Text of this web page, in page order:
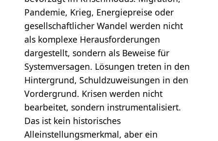
Pandemie, Krieg, Energiepreise oder
gesellschaftlicher Wandel werden nicht
als komplexe Herausforderungen
dargestellt, sondern als Beweise für
Systemversagen. Lösungen treten in den
Hintergrund, Schuldzuweisungen in den
Vordergrund. Krisen werden nicht
bearbeitet, sondern instrumentalisiert.
Das ist kein historisches
Alleinstellungsmerkmal, aber ein